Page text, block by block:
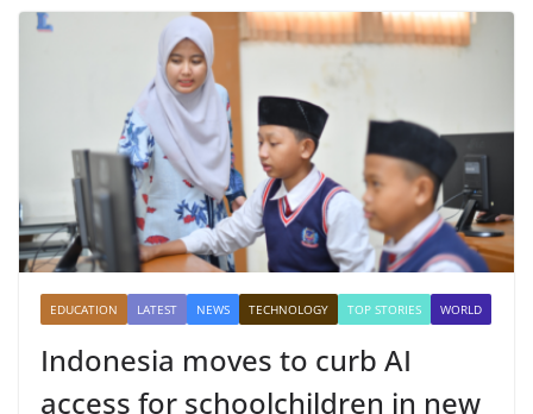
EDUCATION LATEST NEWS TECHNOLOGY TOP STORIES WORLD
Indonesia moves to curb AI
access for schoolchildren in new